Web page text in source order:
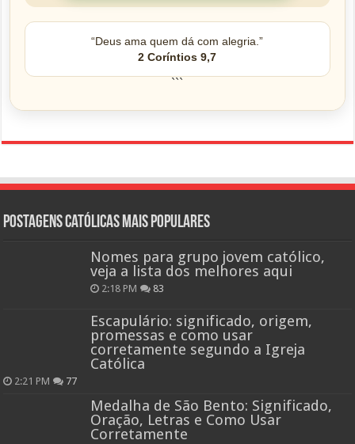
“Deus ama quem dá com alegria.”
2 Coríntios 9,7
```
Postagens católicas mais Populares
Nomes para grupo jovem católico,
veja a lista dos melhores aqui
2:18 PM 83
Escapulário: significado, origem,
promessas e como usar
corretamente segundo a Igreja
Católica
2:21 PM 77
Medalha de São Bento: Significado,
Oração, Letras e Como Usar
Corretamente